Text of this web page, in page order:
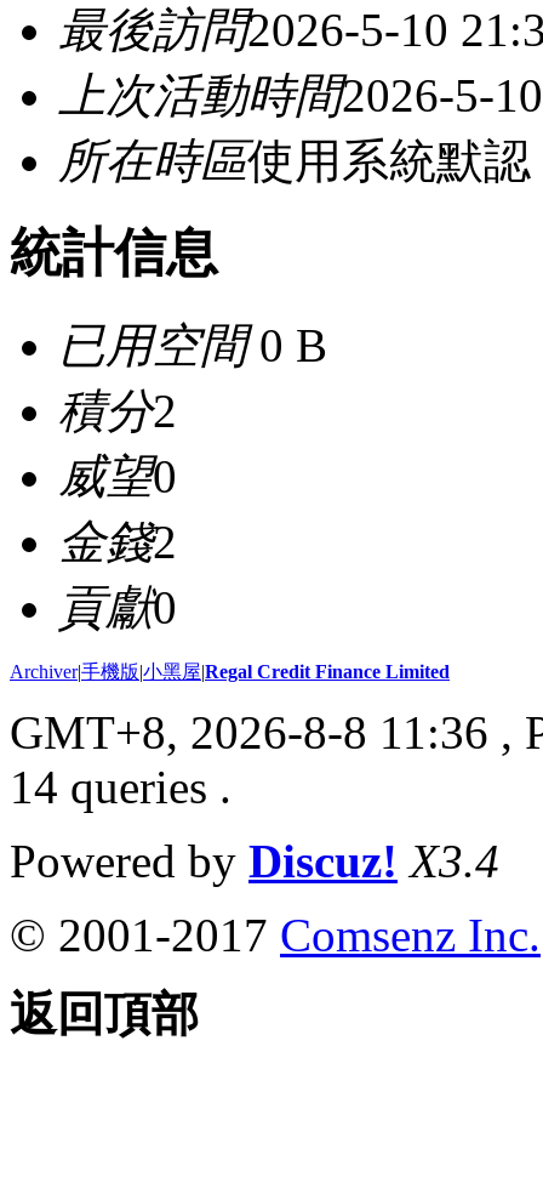
最後訪問2026-5-10
上次活動時間2026-5-
所在時區使用系統默認
統計信息
已用空間0 B
積分2
威望0
金錢2
貢獻0
Archiver|手機版|小黑屋|Regal Credit Finance Limited
GMT+8, 2026-8-8 11:36 ,
14 queries .
Powered by Discuz! X3.4
© 2001-2017 Comsenz Inc.
返回頂部